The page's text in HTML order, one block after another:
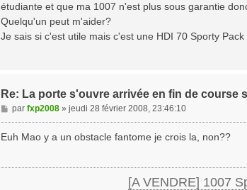
étudiante et que ma 1007 n'est plus sous garantie
Quelqu'un peut m'aider?
Je sais si c'est utile mais c'est une HDI 70 Sporty Pack
Re: La porte s'ouvre arrivée en fin de course
M
e
s
par fxp2008» jeudi 28 février 2008, 23:46:10
Euh Mao y a un obstacle fantome je crois la, non??
[A VENDRE] 1007